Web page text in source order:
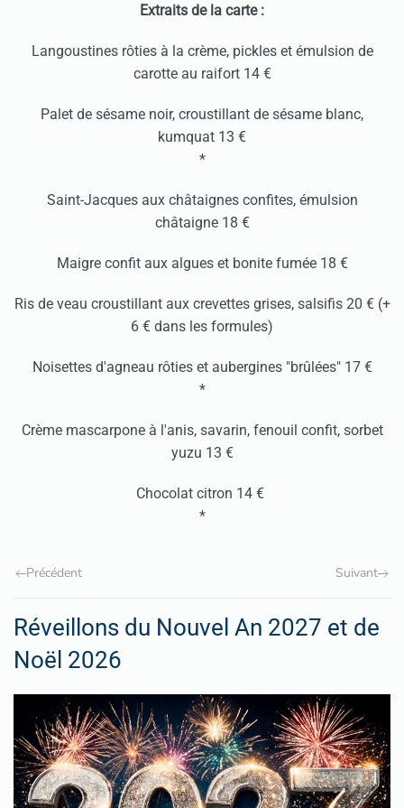
Extraits de la carte :
Langoustines rôties à la crème, pickles et émulsion de
carotte au raifort 14 €
Palet de sésame noir, croustillant de sésame blanc,
kumquat 13 €
*
Saint-Jacques aux châtaignes confites, émulsion
châtaigne 18 €
Maigre confit aux algues et bonite fumée 18 €
Ris de veau croustillant aux crevettes grises, salsifis 20 € (+
6 € dans les formules)
Noisettes d'agneau rôties et aubergines "brûlées" 17 €
*
Crème mascarpone à l'anis, savarin, fenouil confit, sorbet
yuzu 13 €
Chocolat citron 14 €
*
Précédent Suivant
Réveillons du Nouvel An 2027 et de
Noël 2026